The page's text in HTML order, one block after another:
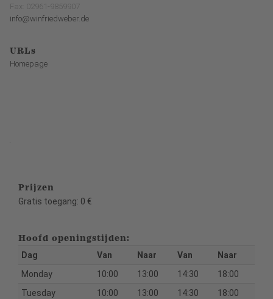
Fax: 02961-9859907
info@winfriedweber.de
URLs
Homepage
Prijzen
Gratis toegang: 0 €
Hoofd openingstijden:
Dag Van Naar Van
Naar
Monday
10:00 13:00 14:30
18:00
Tuesday
10:00 13:00 14:30
18:00